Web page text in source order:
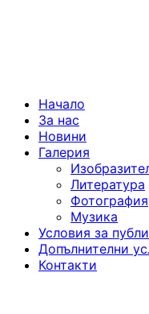
Начало
За нас
Новини
Галерия
Литература
Фотография
Музика
Условия за
Допълнителни
Контакти